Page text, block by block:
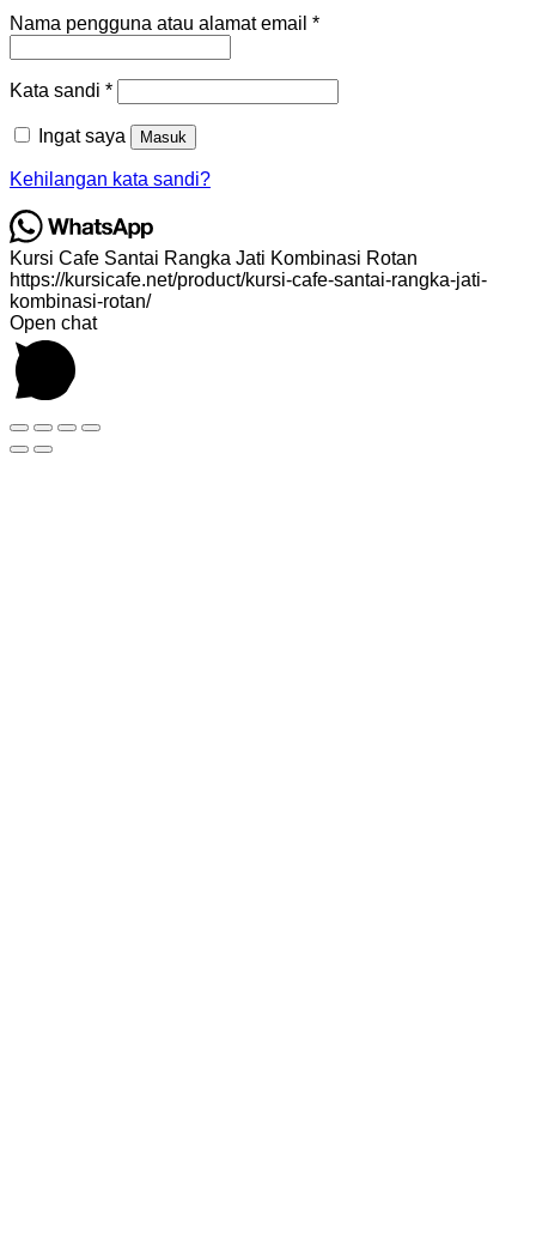
Nama pengguna atau alamat email *Wajib
Kata sandi *Wajib
Ingat saya Masuk
Kehilangan kata sandi?
Kursi Cafe Santai Rangka Jati Kombinasi Rotan
https://kursicafe.net/product/kursi-cafe-santai-rangka-jati-
kombinasi-rotan/
Open chat